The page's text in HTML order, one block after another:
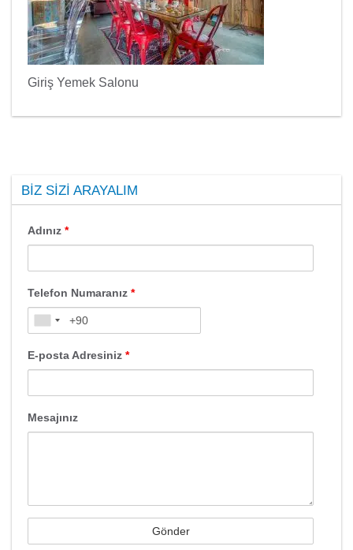
Giriş Yemek Salonu
BIZ SIZI ARAYALIM
Adınız *
Telefon Numaranız *
E-posta Adresiniz *
Mesajınız